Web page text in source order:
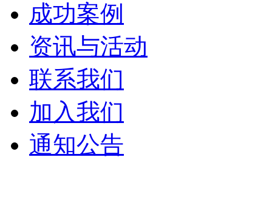
成功案例
资讯与活动
联系我们
加入我们
通知公告